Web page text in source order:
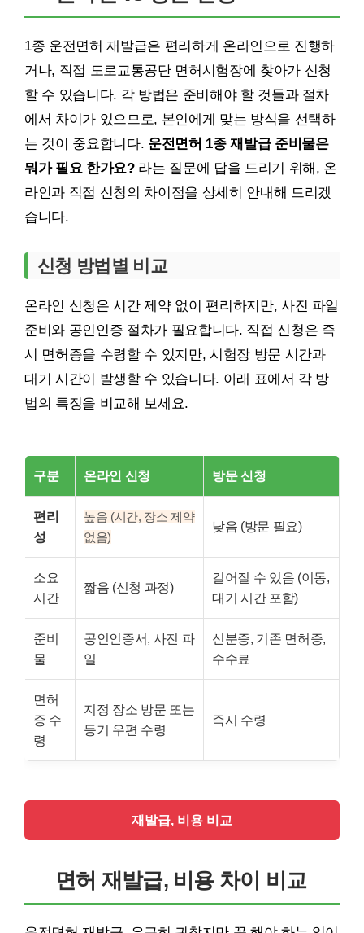
1종 운전면허 재발급은 편리하게 온라인으로 진행하
거나, 직접 도로교통공단 면허시험장에 찾아가 신청
할 수 있습니다. 각 방법은 준비해야 할 것들과 절차
에서 차이가 있으므로, 본인에게 맞는 방식을 선택하
는 것이 중요합니다. 운전면허 1종 재발급 준비물은
뭐가 필요 한가요?라는 질문에 답을 드리기 위해, 온
라인과 직접 신청의 차이점을 상세히 안내해 드리겠
습니다.
신청 방법별 비교
온라인 신청은 시간 제약 없이 편리하지만, 사진 파일
준비와 공인인증 절차가 필요합니다. 직접 신청은 즉
시 면허증을 수령할 수 있지만, 시험장 방문 시간과
대기 시간이 발생할 수 있습니다. 아래 표에서 각 방
법의 특징을 비교해 보세요.
구분 온라인 신청 방문 신청
편리
성
높음 (시간, 장소 제약
없음)
낮음 (방문 필요)
소요
시간
짧음 (신청 과정)
길어질 수 있음 (이동,
대기 시간 포함)
준비
물
공인인증서, 사진 파
일
신분증, 기존 면허증,
수수료
면허
증 수
령
지정 장소 방문 또는
등기 우편 수령
즉시 수령
재발급, 비용 비교
면허 재발급, 비용 차이 비교